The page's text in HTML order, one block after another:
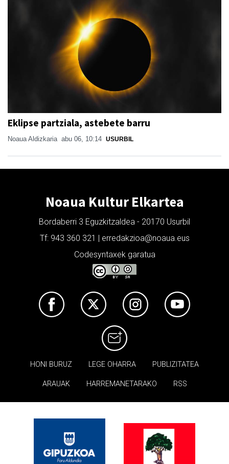
Eklipse partziala, astebete barru
Noaua Aldizkaria abu 06, 10:14 USURBIL
Noaua Kultur Elkartea
Bordaberri 3 Eguzkitzaldea - 20170 Usurbil
Tf: 943 360 321 | erredakzioa@noaua.eus
Codesyntaxek garatua
HONI BURUZ LEGE OHARRA PUBLIZITATEA
ARAUAK HARREMANETARAKO RSS